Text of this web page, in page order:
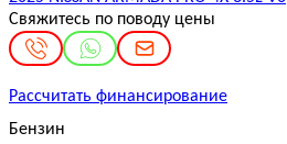
Свяжитесь по поводу цены
Рассчитать финансирование
Бензин